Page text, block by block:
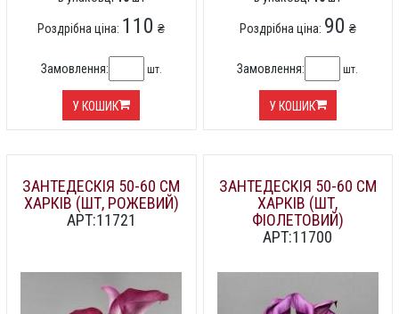
Роздрібна ціна: 110 ₴
Замовлення: шт.
У КОШИК
Роздрібна ціна: 90 ₴
Замовлення: шт.
У КОШИК
ЗАНТЕДЕСКІЯ 50-60 СМ
ХАРКІВ (ШТ, РОЖЕВИЙ)
АРТ:11721
ЗАНТЕДЕСКІЯ 50-60 СМ
ХАРКІВ (ШТ,
ФІОЛЕТОВИЙ)
АРТ:11700